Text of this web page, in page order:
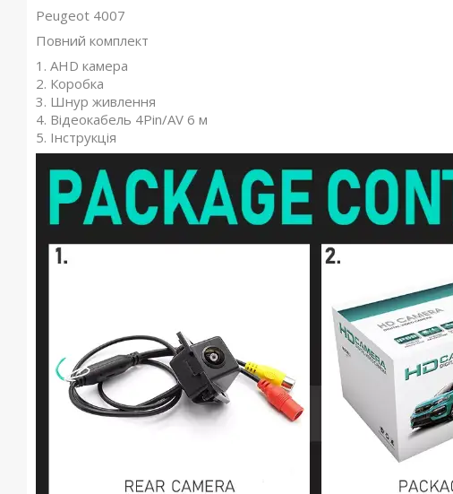
Peugeot 4007
Повний комплект
1. AHD камера
2. Коробка
3. Шнур живлення
4. Відеокабель 4Pin/AV 6 м
5. Інструкція